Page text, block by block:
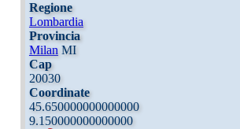
Regione
Lombardia
Provincia
Milan MI
Cap
20030
Coordinate
45.650000000000000
9.150000000000000